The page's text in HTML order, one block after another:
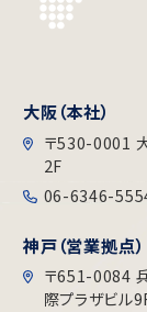
大阪（本社）
〒530-0001
2F
06-6346-
神戸（営業拠点）
〒651-0084
際プラザビル